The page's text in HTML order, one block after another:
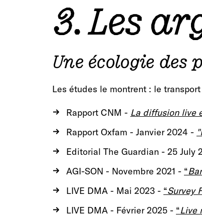
3. Les
Une écologie des
Les études le montrent : le
Rapport CNM - La diffusion live
Rapport Oxfam - Janvier 2024 -
Editorial The Guardian - 25 July
AGI-SON - Novembre 2021 - “
LIVE DMA - Mai 2023 - “Survey
LIVE DMA - Février 2025 - “Live